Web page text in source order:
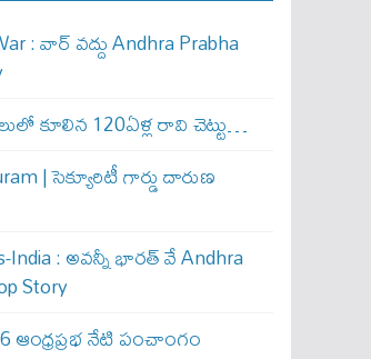
: వార్ వ‌ద్దు Andhra Prabha
కూలిన 120ఏళ్ల రావి చెట్టు…
| సెక్యూరిటీ గార్డు దారుణ
India : అవ‌న్నీ భార‌త్ వే Andhra
Story
ఆంధ్రప్రభ నేటి పంచాంగం